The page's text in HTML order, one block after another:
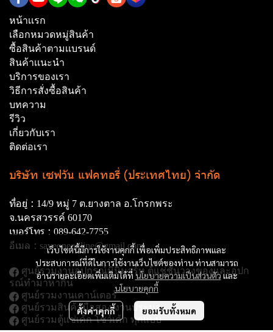
เว็บไซต์นี้มีการใช้งานคุกกี้ เพื่อเพิ่มประสิทธิภาพและ
ประสบการณ์ที่ดีในการใช้งานเว็บไซต์ของท่าน ท่านสามารถ
อ่านรายละเอียดเพิ่มเติมได้ที่ นโยบายความเป็นส่วนตัวและ
นโยบายคุกกี้
ตั้งค่าคุกกี้ ยอมรับทั้งหมด
หน้าเเรก
เลือกหมวดหมู่สินค้า
ซื้อสินค้าตามเเบรนด์
สินค้าเเนะนำ
บริการของเรา
วิธีการสั่งซื้อสินค้า
บทความ
รีวิว
เกี่ยวกับเรา
ติดต่อเรา
บริษัท เซฟวัน แฟคทอรี่ (ประเทศไทย) จำกัด
ที่อยู่ : 14/9 หมู่ 7 ต.ยางตาล อ.โกรกพระ
จ.นครสวรรค์ 60170
เบอร์โทร : 089-642-7755
อีเมล : saveoneonline@gmail.com
ศูนย์รวมงานอุปกรณ์มินิมาร์ท ตู้แช่ชั้นวางของและอุปก
รณ์ทํามาหากิน
ศูนย์รวมงานเคาน์เตอร์
ศูนย์รวมสินค้ามือสอง งานประมูล
ศูนย์รวมตู้แช่เค้ก โชว์เค้ก ทุกแบบ